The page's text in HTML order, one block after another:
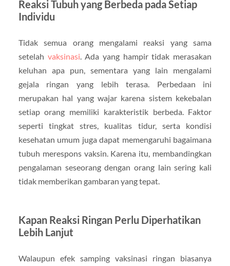
Reaksi Tubuh yang Berbeda pada Setiap
Individu
Tidak semua orang mengalami reaksi yang sama
setelah vaksinasi . Ada yang hampir tidak merasakan
keluhan apa pun, sementara yang lain mengalami
gejala ringan yang lebih terasa. Perbedaan ini
merupakan hal yang wajar karena sistem kekebalan
setiap orang memiliki karakteristik berbeda. Faktor
seperti tingkat stres, kualitas tidur, serta kondisi
kesehatan umum juga dapat memengaruhi bagaimana
tubuh merespons vaksin. Karena itu, membandingkan
pengalaman seseorang dengan orang lain sering kali
tidak memberikan gambaran yang tepat.
Kapan Reaksi Ringan Perlu Diperhatikan
Lebih Lanjut
Walaupun efek samping vaksinasi ringan biasanya